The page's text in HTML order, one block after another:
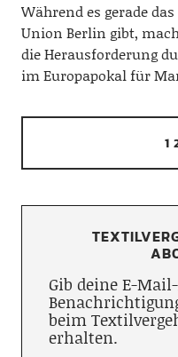
Während es gerade
Union Berlin gibt,
die Herausforderung
im Europapokal für
1
Gib deine E-
beim
erhalten.